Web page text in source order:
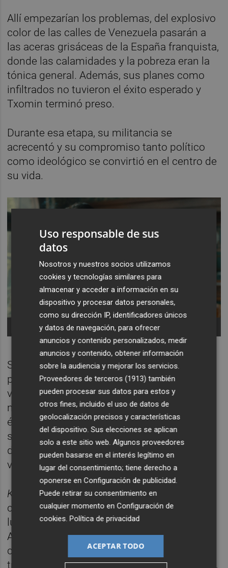
Allí empezarían los problemas, del explosivo
color de las calles de Venezuela pasarán a
las aceras grisáceas de la España franquista,
donde las calamidades y la pobreza eran la
tónica general. Además, sus planes como
infiltrados no tuvieron el éxito esperado y
Txomin terminó preso.
Durante esa etapa, su militancia se
acrecentó y su compromiso tanto político
como ideológico se convirtió en el centro de
su vida.
Sin embargo, no hay que olvidar que la
película se llamaKarmele, y es la mujer la
verdadera protagonista de esta historia, una
mujer que desafió las convenciones de la
época, que sacó prácticamente ella sola a
sus tres hijos y que demostró una valentía
de lo más radical para el momento en el que
vivió.
Karmelees una obra elegante y clásica que
contiene en su interior la semilla de la mi
lucha frente al fascismo y la intolerancia.
Además, se aleja de los tópicos del relato
convencional y lo tiñe de música, tanto de la
tradición vasca como de la cultura jazzística,
Uso responsable de sus
datos
Nosotros y nuestros socios utilizamos
cookies y tecnologías similares para
almacenar y acceder a información en su
dispositivo y procesar datos personales,
como su dirección IP, identificadores únicos
y datos de navegación, para ofrecer
anuncios y contenido personalizados, medir
anuncios y contenido, obtener información
sobre la audiencia y mejorar los servicios.
Proveedores de terceros (1913) también
pueden procesar sus datos para estos y
otros fines, incluido el uso de datos de
geolocalización precisos y características
del dispositivo. Sus elecciones se aplican
solo a este sitio web. Algunos proveedores
pueden basarse en el interés legítimo en
lugar del consentimiento; tiene derecho a
oponerse enConfiguración de publicidad.
Puede retirar su consentimiento en
cualquier momento enConfiguración de
cookies.Política de privacidad
ACEPTAR TODO